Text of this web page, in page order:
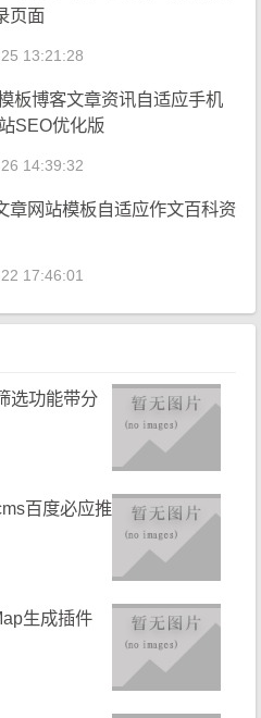
页面
13:21:28
板博客文章资讯自适应手机
SEO优化版
14:39:32
章网站模板自适应作文百科资
17:46:01
选功能带分
百度必应推
生成插件